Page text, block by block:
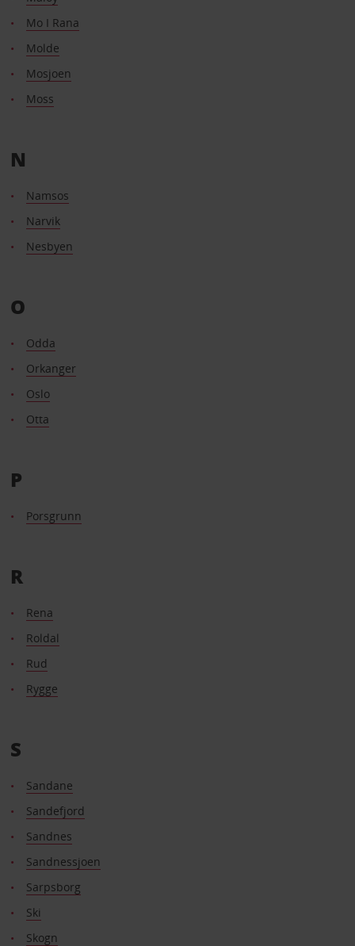
Mo I Rana
Molde
Mosjoen
Moss
N
Namsos
Narvik
Nesbyen
O
Odda
Orkanger
Oslo
Otta
P
Porsgrunn
R
Rena
Roldal
Rud
Rygge
S
Sandane
Sandefjord
Sandnes
Sandnessjoen
Sarpsborg
Ski
Skogn